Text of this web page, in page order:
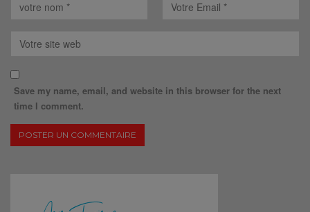
Save my name, email, and website in this browser for the next
time I comment.